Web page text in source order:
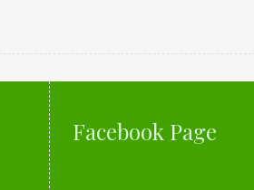
Facebook Page